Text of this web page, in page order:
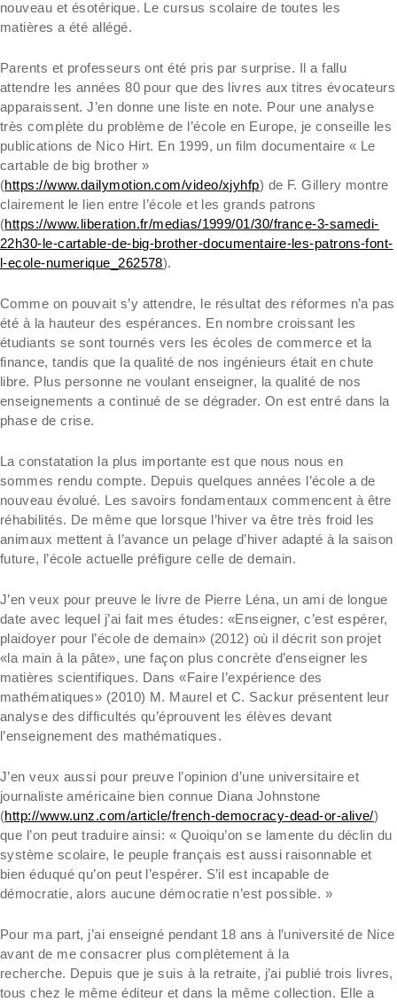
nouveau et ésotérique. Le cursus scolaire de toutes les
matières a été allégé.
Parents et professeurs ont été pris par surprise. Il a fallu
attendre les années 80 pour que des livres aux titres évocateurs
apparaissent. J’en donne une liste en note. Pour une analyse
très complète du problème de l’école en Europe, je conseille les
publications de Nico Hirt. En 1999, un film documentaire « Le
cartable de big brother »
(https://www.dailymotion.com/video/xjyhfp) de F. Gillery montre
clairement le lien entre l’école et les grands patrons
(https://www.liberation.fr/medias/1999/01/30/france-3-samedi-
22h30-le-cartable-de-big-brother-documentaire-les-patrons-font-
l-ecole-numerique_262578).
Comme on pouvait s’y attendre, le résultat des réformes n’a pas
été à la hauteur des espérances. En nombre croissant les
étudiants se sont tournés vers les écoles de commerce et la
finance, tandis que la qualité de nos ingénieurs était en chute
libre. Plus personne ne voulant enseigner, la qualité de nos
enseignements a continué de se dégrader. On est entré dans la
phase de crise.
La constatation la plus importante est que nous nous en
sommes rendu compte. Depuis quelques années l’école a de
nouveau évolué. Les savoirs fondamentaux commencent à être
réhabilités. De même que lorsque l’hiver va être très froid les
animaux mettent à l’avance un pelage d’hiver adapté à la saison
future, l’école actuelle préfigure celle de demain.
J’en veux pour preuve le livre de Pierre Léna, un ami de longue
date avec lequel j’ai fait mes études: «Enseigner, c’est espérer,
plaidoyer pour l’école de demain» (2012) où il décrit son projet
«la main à la pâte», une façon plus concrète d’enseigner les
matières scientifiques. Dans «Faire l’expérience des
mathématiques» (2010) M. Maurel et C. Sackur présentent leur
analyse des difficultés qu’éprouvent les élèves devant
l’enseignement des mathématiques.
J’en veux aussi pour preuve l’opinion d’une universitaire et
journaliste américaine bien connue Diana Johnstone
(http://www.unz.com/article/french-democracy-dead-or-alive/)
que l’on peut traduire ainsi: « Quoiqu’on se lamente du déclin du
système scolaire, le peuple français est aussi raisonnable et
bien éduqué qu’on peut l’espérer. S’il est incapable de
démocratie, alors aucune démocratie n’est possible. »
Pour ma part, j’ai enseigné pendant 18 ans à l’université de Nice
avant de me consacrer plus complètement à la
recherche. Depuis que je suis à la retraite, j’ai publié trois livres,
tous chez le même éditeur et dans la même collection. Elle a